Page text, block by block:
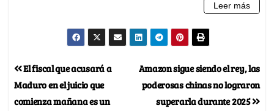
Amazon sigue siendo el rey, las
poderosas chinas no lograron
superarla durante 2025
El fiscal que acusará a
Maduro en el juicio que
comienza mañana es un